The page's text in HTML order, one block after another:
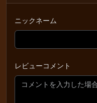
ニックネーム
レビューコメント